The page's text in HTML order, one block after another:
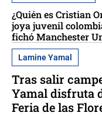
¿Quién es Cristian
joya juvenil
fichó Manchester
Lamine Yamal
Tras salir
Yamal disfruta
Feria de las